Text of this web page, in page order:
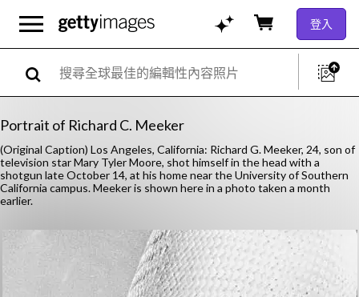
登入
Portrait of Richard C. Meeker
(Original Caption) Los Angeles, California: Richard G. Meeker, 24, son of
television star Mary Tyler Moore, shot himself in the head with a
shotgun late October 14, at his home near the University of Southern
California campus. Meeker is shown here in a photo taken a month
earlier.